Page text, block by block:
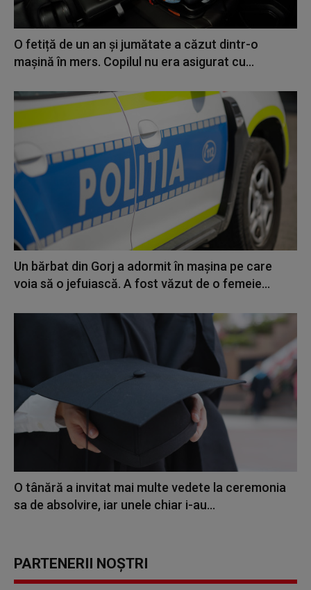
O fetiță de un an și jumătate a căzut dintr-o
mașină în mers. Copilul nu era asigurat cu...
Un bărbat din Gorj a adormit în maşina pe care
voia să o jefuiască. A fost văzut de o femeie...
O tânără a invitat mai multe vedete la ceremonia
sa de absolvire, iar unele chiar i-au...
PARTENERII NOȘTRI